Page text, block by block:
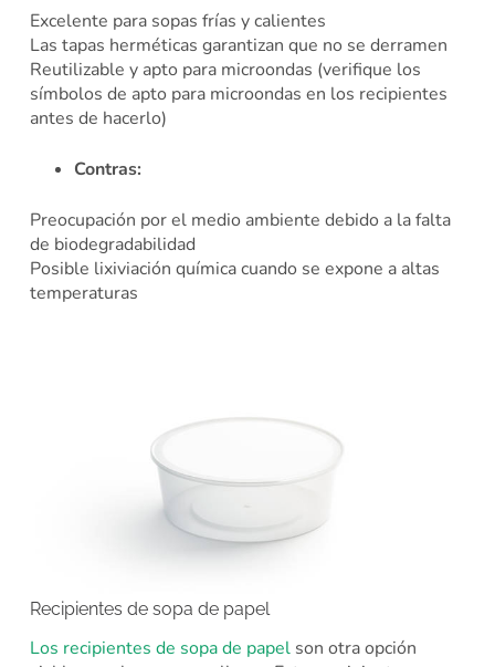
Excelente para sopas frías y calientes
Las tapas herméticas garantizan que no se derramen
Reutilizable y apto para microondas (verifique los
símbolos de apto para microondas en los recipientes
antes de hacerlo)
Contras:
Preocupación por el medio ambiente debido a la falta
de biodegradabilidad
Posible lixiviación química cuando se expone a altas
temperaturas
Recipientes de sopa de papel
Los recipientes de sopa de papelson otra opción